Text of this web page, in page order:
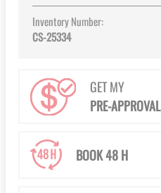
Inventory Number:
CS-25334
GET MY
PRE-APPROVAL
BOOK 48 H